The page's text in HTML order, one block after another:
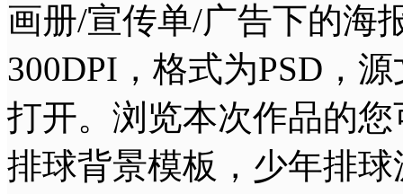
画册/宣传单/广告下的海
300DPI，格式为PSD，
打开。浏览本次作品的
排球背景模板，少年排